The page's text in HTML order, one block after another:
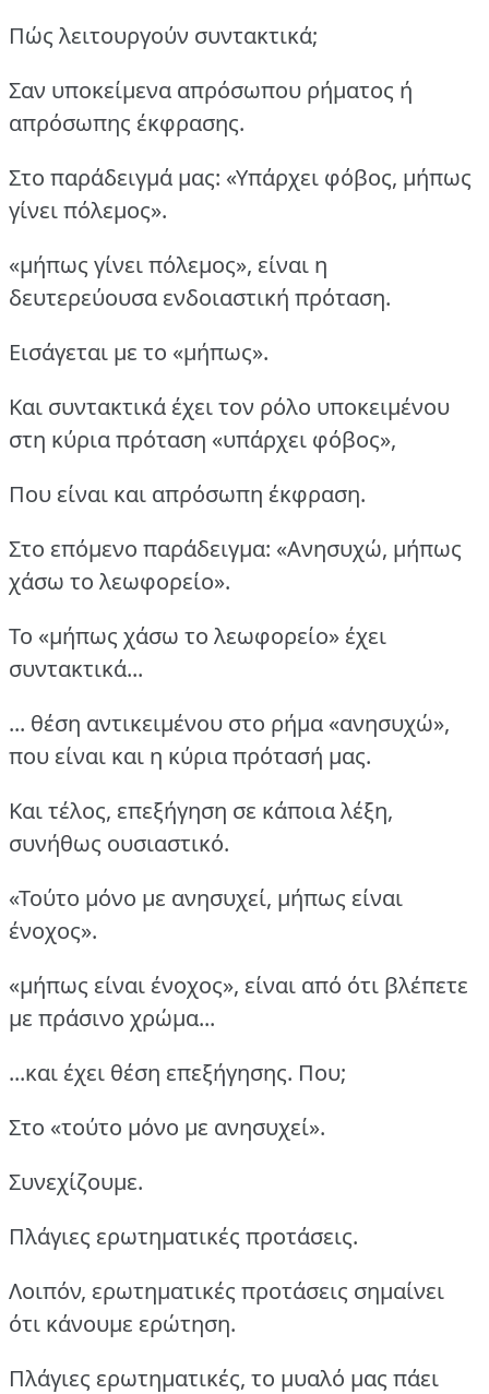
Πώς λειτουργούν συντακτικά;
Σαν υποκείμενα απρόσωπου ρήματος ή
απρόσωπης έκφρασης.
Στο παράδειγμά μας: «Υπάρχει φόβος, μήπως
γίνει πόλεμος».
«μήπως γίνει πόλεμος», είναι η
δευτερεύουσα ενδοιαστική πρόταση.
Εισάγεται με το «μήπως».
Και συντακτικά έχει τον ρόλο υποκειμένου
στη κύρια πρόταση «υπάρχει φόβος»,
Που είναι και απρόσωπη έκφραση.
Στο επόμενο παράδειγμα: «Ανησυχώ, μήπως
χάσω το λεωφορείο».
Το «μήπως χάσω το λεωφορείο» έχει
συντακτικά...
... θέση αντικειμένου στο ρήμα «ανησυχώ»,
που είναι και η κύρια πρότασή μας.
Και τέλος, επεξήγηση σε κάποια λέξη,
συνήθως ουσιαστικό.
«Τούτο μόνο με ανησυχεί, μήπως είναι
ένοχος».
«μήπως είναι ένοχος», είναι από ότι βλέπετε
με πράσινο χρώμα...
...και έχει θέση επεξήγησης. Που;
Στο «τούτο μόνο με ανησυχεί».
Συνεχίζουμε.
Πλάγιες ερωτηματικές προτάσεις.
Λοιπόν, ερωτηματικές προτάσεις σημαίνει
ότι κάνουμε ερώτηση.
Πλάγιες ερωτηματικές, το μυαλό μας πάει